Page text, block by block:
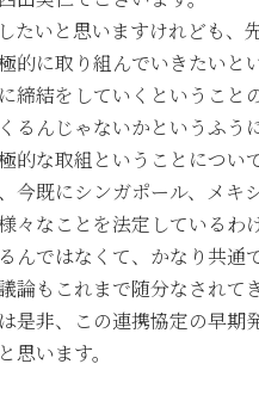
たいと思いますけれども、
的に取り組んでいきたい
締結をしていくということ
るんじゃないかというふう
的な取組ということにつ
今既にシンガポール、メ
々なことを法定している
んではなくて、かなり共通
論もこれまで随分なされて
是非、この連携協定の早
思います。